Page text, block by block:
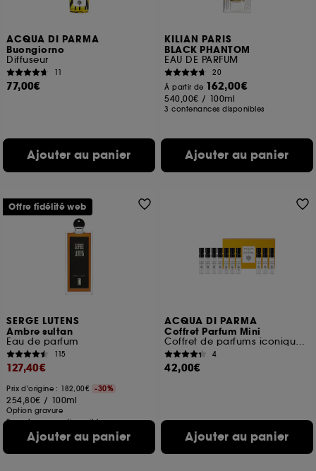
ACQUA DI PARMA
Buongiorno
Diffuseur
11
77,00€
Ajouter au panier
KILIAN PARIS
BLACK PHANTOM
EAU DE PARFUM
20
À partir de 162,00€
540,00€ / 100ml
3 contenances disponibles
Ajouter au panier
SERGE LUTENS
Ambre sultan
Eau de parfum
115
127,40€
Prix d'origine : 182,00€ -30%
254,80€ / 100ml
Option gravure
2 contenances disponibles
Ajouter au panier
Offre fidélité web
ACQUA DI PARMA
Coffret Parfum Mini
Coffret de parfums iconiques mini
4
42,00€
Ajouter au panier